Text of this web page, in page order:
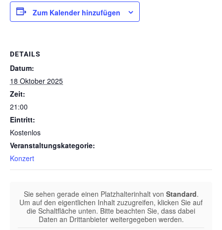
Zum Kalender hinzufügen
DETAILS
Datum:
18 Oktober 2025
Zeit:
21:00
Eintritt:
Kostenlos
Veranstaltungskategorie:
Konzert
Sie sehen gerade einen Platzhalterinhalt von Standard.
Um auf den eigentlichen Inhalt zuzugreifen, klicken Sie auf
die Schaltfläche unten. Bitte beachten Sie, dass dabei
Daten an Drittanbieter weitergegeben werden.